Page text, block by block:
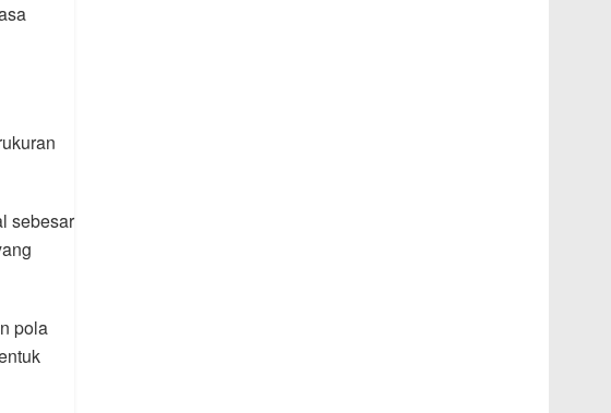
sebesar
pola